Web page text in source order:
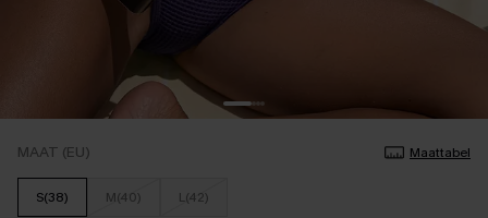
MAAT (EU) Maattabel
S(38) M(40) L(42)